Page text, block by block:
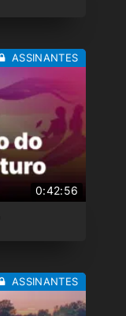
0:42:56
ASSINANTES
ASSINANTES